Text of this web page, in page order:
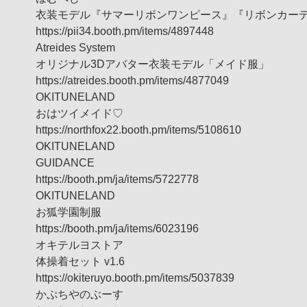
衣装モデル『サマーリボンワンピース』『リボンカー
https://pii34.booth.pm/items/4897448
Atreides System
オリジナル3Dアバター衣装モデル「メイド服」
https://atreides.booth.pm/items/4877049
OKITUNELAND
おはツイメイド♡
https://northfox22.booth.pm/items/5108610
OKITUNELAND
GUIDANCE
https://booth.pm/ja/items/5722778
OKITUNELAND
お狐学園制服
https://booth.pm/ja/items/6023196
オキテルヨストア
体操着セット v1.6
https://okiteruyo.booth.pm/items/5037839
かぷちやのぶーす